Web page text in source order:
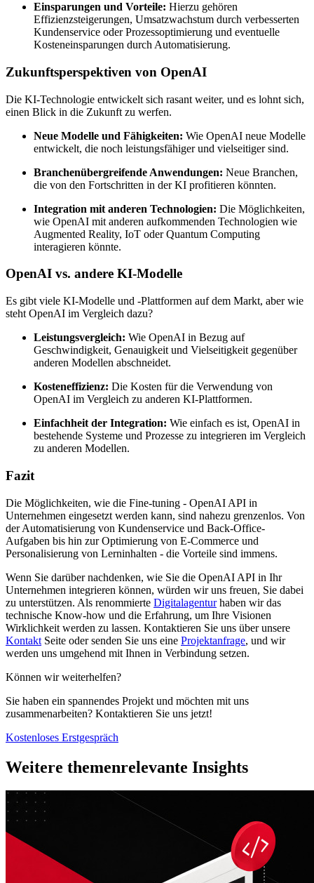
Einsparungen und Vorteile: Hierzu gehören
Effizienzsteigerungen, Umsatzwachstum durch verbesserten
Kundenservice oder Prozessoptimierung und eventuelle
Kosteneinsparungen durch Automatisierung.
Zukunftsperspektiven von OpenAI
Die KI-Technologie entwickelt sich rasant weiter, und es lohnt sich,
einen Blick in die Zukunft zu werfen.
Neue Modelle und Fähigkeiten: Wie OpenAI neue Modelle
entwickelt, die noch leistungsfähiger und vielseitiger sind.
Branchenübergreifende Anwendungen: Neue Branchen,
die von den Fortschritten in der KI profitieren könnten.
Integration mit anderen Technologien: Die Möglichkeiten,
wie OpenAI mit anderen aufkommenden Technologien wie
Augmented Reality, IoT oder Quantum Computing
interagieren könnte.
OpenAI vs. andere KI-Modelle
Es gibt viele KI-Modelle und -Plattformen auf dem Markt, aber wie
steht OpenAI im Vergleich dazu?
Leistungsvergleich: Wie OpenAI in Bezug auf
Geschwindigkeit, Genauigkeit und Vielseitigkeit gegenüber
anderen Modellen abschneidet.
Kosteneffizienz: Die Kosten für die Verwendung von
OpenAI im Vergleich zu anderen KI-Plattformen.
Einfachheit der Integration: Wie einfach es ist, OpenAI in
bestehende Systeme und Prozesse zu integrieren im Vergleich
zu anderen Modellen.
Fazit
Die Möglichkeiten, wie die Fine-tuning - OpenAI API in
Unternehmen eingesetzt werden kann, sind nahezu grenzenlos. Von
der Automatisierung von Kundenservice und Back-Office-
Aufgaben bis hin zur Optimierung von E-Commerce und
Personalisierung von Lerninhalten - die Vorteile sind immens.
Wenn Sie darüber nachdenken, wie Sie die OpenAI API in Ihr
Unternehmen integrieren können, würden wir uns freuen, Sie dabei
zu unterstützen. Als renommierte Digitalagenturhaben wir das
technische Know-how und die Erfahrung, um Ihre Visionen
Wirklichkeit werden zu lassen. Kontaktieren Sie uns über unsere
Kontakt Seite oder senden Sie uns eine Projektanfrage, und wir
werden uns umgehend mit Ihnen in Verbindung setzen.
Können wir weiterhelfen?
Sie haben ein spannendes Projekt und möchten mit uns
zusammenarbeiten? Kontaktieren Sie uns jetzt!
Kostenloses Erstgespräch
Weitere themenrelevante Insights